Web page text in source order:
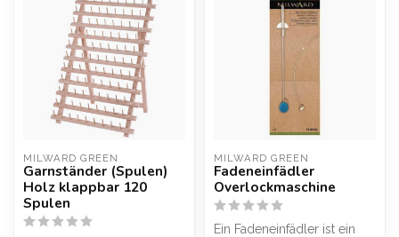
MILWARD GREEN
Garnständer (Spulen)
Holz klappbar 120
Spulen
MILWARD GREEN
Fadeneinfädler
Overlockmaschine
Ein Fadeneinfädler ist ein